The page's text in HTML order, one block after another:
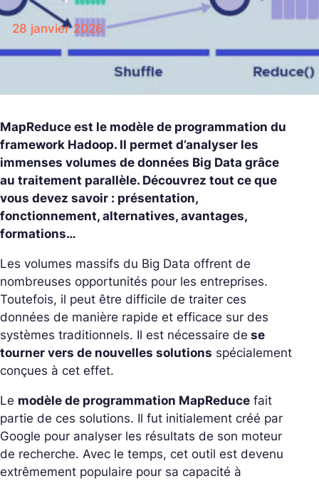
28 janvier 2026
MapReduce est le modèle de programmation du
framework Hadoop. Il permet d’analyser les
immenses volumes de données Big Data grâce
au traitement parallèle. Découvrez tout ce que
vous devez savoir : présentation,
fonctionnement, alternatives, avantages,
formations…
Les volumes massifs du Big Data offrent de
nombreuses opportunités pour les entreprises.
Toutefois, il peut être difficile de traiter ces
données de manière rapide et efficace sur des
systèmes traditionnels. Il est nécessaire de se
tourner vers de nouvelles solutions spécialement
conçues à cet effet.
Le modèle de programmation MapReduce fait
partie de ces solutions. Il fut initialement créé par
Google pour analyser les résultats de son moteur
de recherche. Avec le temps, cet outil est devenu
extrêmement populaire pour sa capacité à